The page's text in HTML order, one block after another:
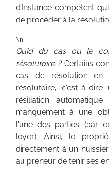
d’Instance compétent
de procéder à la
\n
Quid du cas ou le
résolutoire ?Certains
cas de résolution en
résolutoire, c'est-à-
résiliation
manquement à une
l'une des parties (par
loyer). Ainsi, le
directement à un
au preneur de tenir ses